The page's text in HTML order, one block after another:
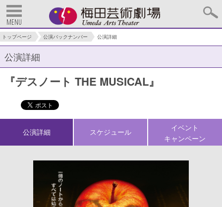
MENU
トップページ 公演バックナンバー 公演詳細
公演詳細
『デスノート THE MUSICAL』
公演詳細 スケジュール
イベント
キャンペーン